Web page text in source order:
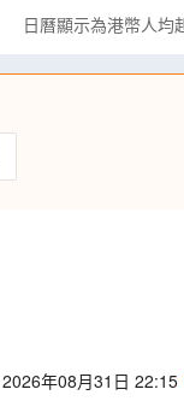
日曆顯示為港幣人均
年08月31日 22:15